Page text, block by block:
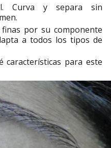
Curva y separa sin
por su componente
a todos los tipos de
características para este